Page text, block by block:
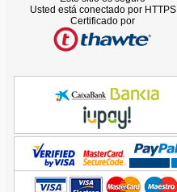
Usted está conectado por HTTPS
Certificado por